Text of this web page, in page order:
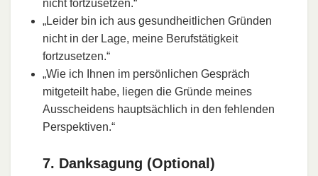
nicht fortzusetzen.“
„Leider bin ich aus gesundheitlichen Gründen
nicht in der Lage, meine Berufstätigkeit
fortzusetzen.“
„Wie ich Ihnen im persönlichen Gespräch
mitgeteilt habe, liegen die Gründe meines
Ausscheidens hauptsächlich in den fehlenden
Perspektiven.“
7. Danksagung (Optional)